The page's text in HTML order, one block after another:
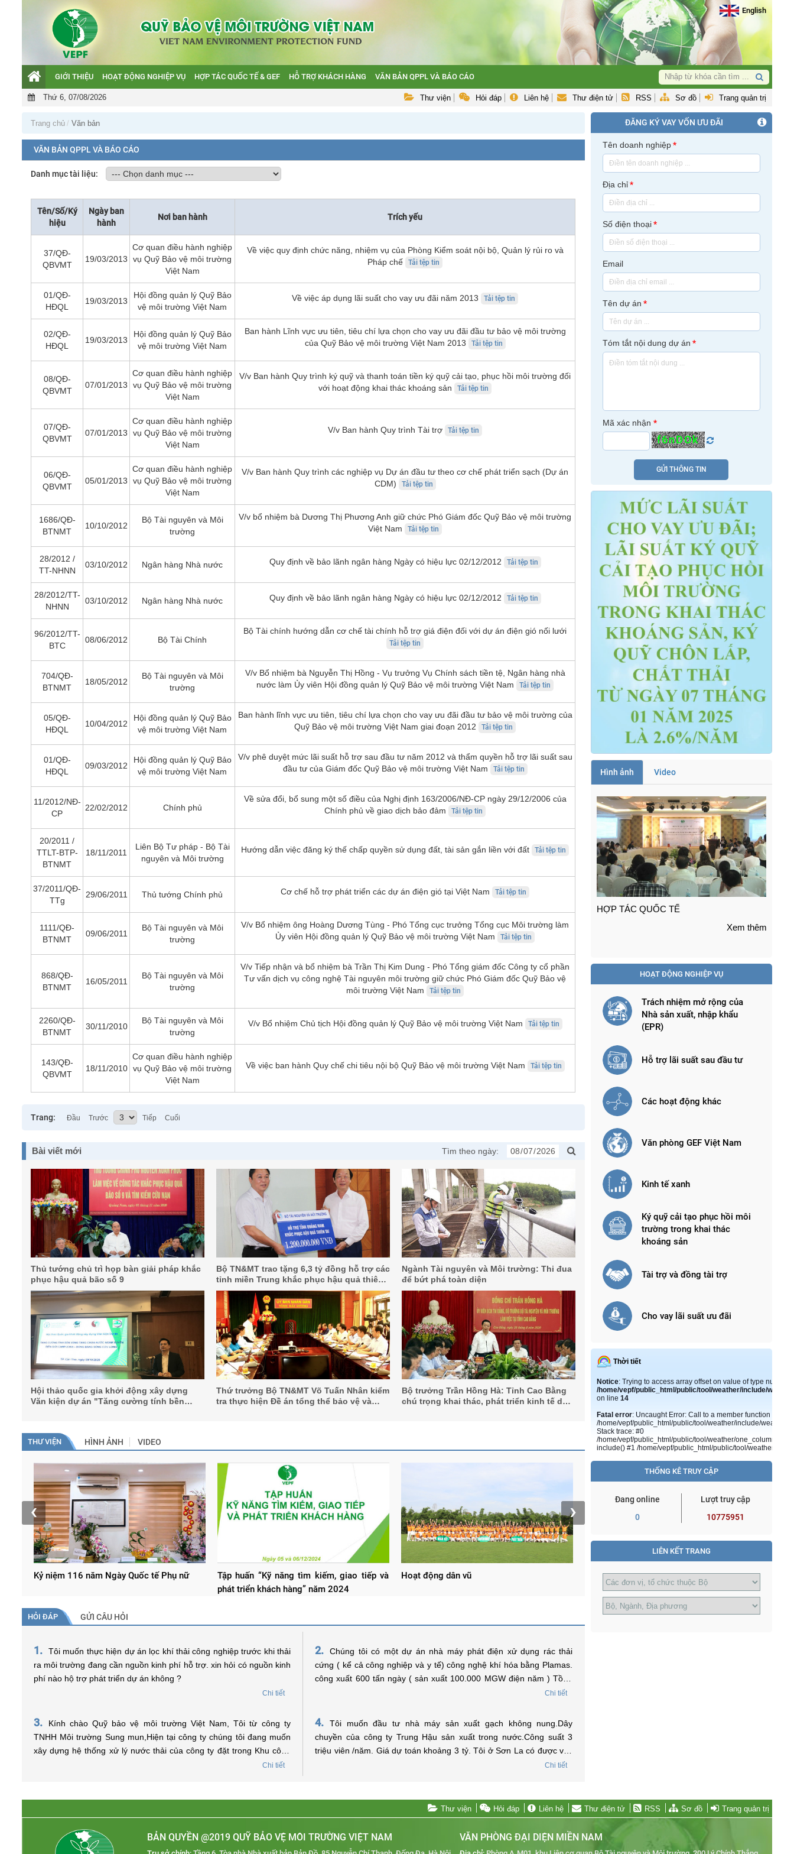
English
GIỚI THIỆU HOẠT ĐỘNG NGHIỆP VỤ HỢP TÁC QUỐC TẾ & GEF HỖ TRỢ KHÁCH HÀNG VĂN BẢN QPPL VÀ BÁO CÁO
Thư viện Hỏi đáp Liên hệ Thư điện tử RSS Sơ đồ Trang quản trị
Thứ 6, 07/08/2026
Giới thiệu
Văn bản QPPL và Báo cáo
Trang chủ Văn bản
VĂN BẢN QPPL VÀ BÁO CÁO
Danh mục tài liệu:
Tên/Số/Ký
hiệu
Ngày ban
hành
Nơi ban hành Trích yếu
37/QĐ-
QBVMT
19/03/2013
Cơ quan điều hành nghiệp
vụ Quỹ Bảo vệ môi trường
Việt Nam
Về việc quy định chức năng, nhiệm vụ của Phòng Kiểm soát nội bộ, Quản lý rủi ro và
Pháp chế
Tải tệp tin
01/QĐ-
HĐQL
19/03/2013
Hội đồng quản lý Quỹ Bảo
vệ môi trường Việt Nam
Về việc áp dụng lãi suất cho vay ưu đãi năm 2013 Tải tệp tin
02/QĐ-
HĐQL
19/03/2013
Hội đồng quản lý Quỹ Bảo
vệ môi trường Việt Nam
Ban hành Lĩnh vực ưu tiên, tiêu chí lựa chọn cho vay ưu đãi đầu tư bảo vệ môi trường
của Quỹ Bảo vệ môi trường Việt Nam 2013
Tải tệp tin
08/QĐ-
QBVMT
07/01/2013
Cơ quan điều hành nghiệp
vụ Quỹ Bảo vệ môi trường
Việt Nam
V/v Ban hành Quy trình ký quỹ và thanh toán tiền ký quỹ cải tạo, phục hồi môi trường đối
với hoạt động khai thác khoáng sản
Tải tệp tin
07/QĐ-
QBVMT
07/01/2013
Cơ quan điều hành nghiệp
vụ Quỹ Bảo vệ môi trường
Việt Nam
V/v Ban hành Quy trình Tài trợ Tải tệp tin
06/QĐ-
QBVMT
05/01/2013
Cơ quan điều hành nghiệp
vụ Quỹ Bảo vệ môi trường
Việt Nam
V/v Ban hành Quy trình các nghiệp vụ Dự án đầu tư theo cơ chế phát triển sạch (Dự án
CDM)
Tải tệp tin
1686/QĐ-
BTNMT
10/10/2012
Bộ Tài nguyên và Môi
trường
V/v bổ nhiệm bà Dương Thị Phương Anh giữ chức Phó Giám đốc Quỹ Bảo vệ môi trường
Việt Nam
Tải tệp tin
28/2012 /
TT-NHNN
03/10/2012 Ngân hàng Nhà nước Quy định về bảo lãnh ngân hàng Ngày có hiệu lực 02/12/2012 Tải tệp tin
28/2012/TT-
NHNN
03/10/2012 Ngân hàng Nhà nước Quy định về bảo lãnh ngân hàng Ngày có hiệu lực 02/12/2012 Tải tệp tin
96/2012/TT-
BTC
08/06/2012 Bộ Tài Chính
Bộ Tài chính hướng dẫn cơ chế tài chính hỗ trợ giá điện đối với dự án điện gió nối lưới
Tải tệp tin
704/QĐ-
BTNMT
18/05/2012
Bộ Tài nguyên và Môi
trường
V/v Bổ nhiệm bà Nguyễn Thị Hồng - Vụ trưởng Vụ Chính sách tiền tệ, Ngân hàng nhà
nước làm Ủy viên Hội đồng quản lý Quỹ Bảo vệ môi trường Việt Nam
Tải tệp tin
05/QĐ-
HĐQL
10/04/2012
Hội đồng quản lý Quỹ Bảo
vệ môi trường Việt Nam
Ban hành lĩnh vực ưu tiên, tiêu chí lựa chọn cho vay ưu đãi đầu tư bảo vệ môi trường của
Quỹ Bảo vệ môi trường Việt Nam giai đoạn 2012
Tải tệp tin
01/QĐ-
HĐQL
09/03/2012
Hội đồng quản lý Quỹ Bảo
vệ môi trường Việt Nam
V/v phê duyệt mức lãi suất hỗ trợ sau đầu tư năm 2012 và thẩm quyền hỗ trợ lãi suất sau
đầu tư của Giám đốc Quỹ Bảo vệ môi trường Việt Nam
Tải tệp tin
11/2012/NĐ-
CP
22/02/2012 Chính phủ
Về sửa đổi, bổ sung một số điều của Nghị định 163/2006/NĐ-CP ngày 29/12/2006 của
Chính phủ về giao dịch bảo đảm
Tải tệp tin
20/2011 /
TTLT-BTP-
BTNMT
18/11/2011
Liên Bộ Tư pháp - Bộ Tài
nguyên và Môi trường
Hướng dẫn việc đăng ký thế chấp quyền sử dụng đất, tài sản gắn liền với đất Tải tệp tin
37/2011/QĐ-
TTg
29/06/2011 Thủ tướng Chính phủ Cơ chế hỗ trợ phát triển các dự án điện gió tại Việt Nam Tải tệp tin
1111/QĐ-
BTNMT
09/06/2011
Bộ Tài nguyên và Môi
trường
V/v Bổ nhiệm ông Hoàng Dương Tùng - Phó Tổng cục trưởng Tổng cục Môi trường làm
Ủy viên Hội đồng quản lý Quỹ Bảo vệ môi trường Việt Nam
Tải tệp tin
868/QĐ-
BTNMT
16/05/2011
Bộ Tài nguyên và Môi
trường
V/v Tiếp nhận và bổ nhiệm bà Trần Thị Kim Dung - Phó Tổng giám đốc Công ty cổ phần
Tư vấn dịch vụ công nghệ Tài nguyên môi trường giữ chức Phó Giám đốc Quỹ Bảo vệ
môi trường Việt Nam
Tải tệp tin
2260/QĐ-
BTNMT
30/11/2010
Bộ Tài nguyên và Môi
trường
V/v Bổ nhiệm Chủ tịch Hội đồng quản lý Quỹ Bảo vệ môi trường Việt Nam Tải tệp tin
143/QĐ-
QBVMT
18/11/2010
Cơ quan điều hành nghiệp
vụ Quỹ Bảo vệ môi trường
Việt Nam
Về việc ban hành Quy chế chi tiêu nội bộ Quỹ Bảo vệ môi trường Việt Nam Tải tệp tin
Trang: Đầu Trước Tiếp Cuối
Bài viết mới Tìm theo ngày:
Thủ tướng chủ trì họp bàn giải pháp khắc
phục hậu quả bão số 9
Bộ TN&MT trao tặng 6,3 tỷ đồng hỗ trợ các
tỉnh miền Trung khắc phục hậu quả thiên
tai
Ngành Tài nguyên và Môi trường: Thi đua
để bứt phá toàn diện
Hội thảo quốc gia khởi động xây dựng
Văn kiện dự án "Tăng cường tính bền
Thứ trưởng Bộ TN&MT Võ Tuấn Nhân kiểm
tra thực hiện Đề án tổng thể bảo vệ và
Bộ trưởng Trần Hồng Hà: Tỉnh Cao Bằng
chú trọng khai thác, phát triển kinh tế dựa
THƯ VIỆN HÌNH ẢNH VIDEO
Kỷ niệm 116 năm Ngày Quốc tế Phụ nữ
Tập huấn “Kỹ năng tìm kiếm, giao tiếp và
phát triển khách hàng” năm 2024
Hoạt động dân vũ Hoạt động văn nghệ của Quỹ
‹ ›
HỎI ĐÁP GỬI CÂU HỎI
1.
Tôi muốn thực hiện dự án lọc khí thải công nghiệp trước khi thải
ra môi trường đang cần nguồn kinh phí hỗ trợ. xin hỏi có nguồn kinh
phí nào hộ trợ phát triển dự án không ?
Chi tiết
2.
Chúng tôi có một dự án nhà máy phát điện xử dụng rác thải
cứng ( kể cả công nghiệp và y tế) công nghệ khí hóa bằng Plamas.
công xuất 600 tấn ngày ( sản xuất 100.000 MGW điện năm ) Tồng
vốn đầu tư 60 triệu USD. Xin được hỏi có thể xin hổ trợ về lãi xuất để
Chi tiết
3.
Kính chào Quỹ bảo vệ môi trường Việt Nam, Tôi từ công ty
TNHH Môi trường Sung mun,Hiện tại công ty chúng tôi đang muốn
xây dựng hệ thống xử lý nước thải của công ty đặt trong Khu công
Chi tiết
4.
Tôi muốn đầu tư nhà máy sản xuất gạch không nung.Dây
chuyền của công ty Trung Hậu sản xuất trong nước.Công suất 3
triệu viên /năm. Giá dự toán khoảng 3 tỷ. Tôi ở Sơn La có được vay
vốn của quỹ bảo vệ môi trường việt Nam không? Nếu được tôi liên
Chi tiết
ĐĂNG KÝ VAY VỐN ƯU ĐÃI
Tên doanh nghiệp*
Địa chỉ*
Số điện thoại*
Email
Tên dự án *
Tóm tắt nội dung dự án *
Mã xác nhận *
f6nDOk
GỬI THÔNG TIN
Hình ảnh Video
Xem thêm
Xem thêm
Xem thêm
TRỢ GIÁ VÀ HỖ TRỢ GIÁ ( Dự án nhà
HOẠT ĐỘNG NGHIỆP VỤ
Trách nhiệm mở rộng của
Nhà sản xuất, nhập khẩu
(EPR)
Hỗ trợ lãi suất sau đầu tư
Các hoạt động khác
Văn phòng GEF Việt Nam
Kinh tế xanh
Ký quỹ cải tạo phục hồi môi
trường trong khai thác
khoáng sản
Tài trợ và đồng tài trợ
Cho vay lãi suất ưu đãi
THỐNG KÊ TRUY CẬP
Đang online
0
Lượt truy cập
10775951
LIÊN KẾT TRANG
Thư viện Hỏi đáp Liên hệ Thư điện tử RSS Sơ đồ Trang quản trị
BẢN QUYỀN @2019 QUỸ BẢO VỆ MÔI TRƯỜNG VIỆT NAM VĂN PHÒNG ĐẠI DIỆN MIỀN NAM